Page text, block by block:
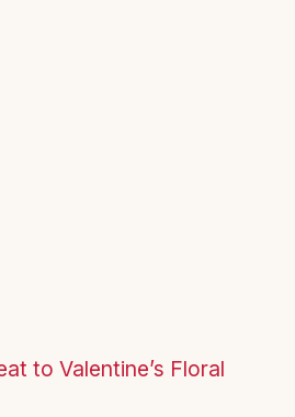
to Valentine’s Floral